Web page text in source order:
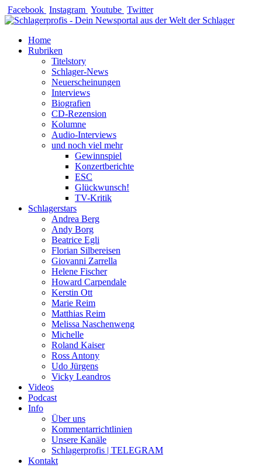
Zum
Inhalt
Facebook Instagram Youtube Twitter
Home
Rubriken
Titelstory
Schlager-News
Neuerscheinungen
Interviews
Biografien
CD-Rezension
Kolumne
Audio-Interviews
und noch viel mehr
Gewinnspiel
Konzertberichte
ESC
Glückwunsch!
TV-Kritik
Schlagerstars
Andrea Berg
Andy Borg
Beatrice Egli
Florian Silbereisen
Giovanni Zarrella
Helene Fischer
Howard Carpendale
Kerstin Ott
Marie Reim
Matthias Reim
Melissa Naschenweng
Michelle
Roland Kaiser
Ross Antony
Udo Jürgens
Vicky Leandros
Videos
Podcast
Info
Über uns
Kommentarrichtlinien
Unsere Kanäle
Schlagerprofis | TELEGRAM
Kontakt